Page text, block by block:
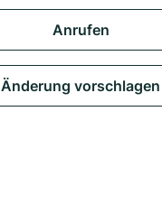
Anrufen
Änderung vorschlagen